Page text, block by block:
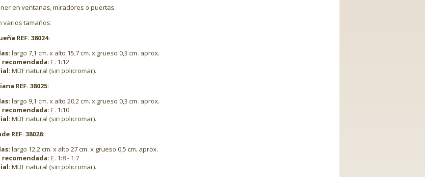
en ventanas, miradores o puertas.
varios tamaños:
REF. 38024:
largo 7,1 cm. x alto 15,7 cm. x grueso 0,3 cm. aprox.
recomendada: E. 1:12
MDF natural (sin policromar).
REF. 38025:
largo 9,1 cm. x alto 20,2 cm. x grueso 0,3 cm. aprox.
recomendada: E. 1:10
MDF natural (sin policromar).
REF. 38026:
largo 12,2 cm. x alto 27 cm. x grueso 0,5 cm. aprox.
recomendada: E. 1:8 - 1:7
MDF natural (sin policromar).